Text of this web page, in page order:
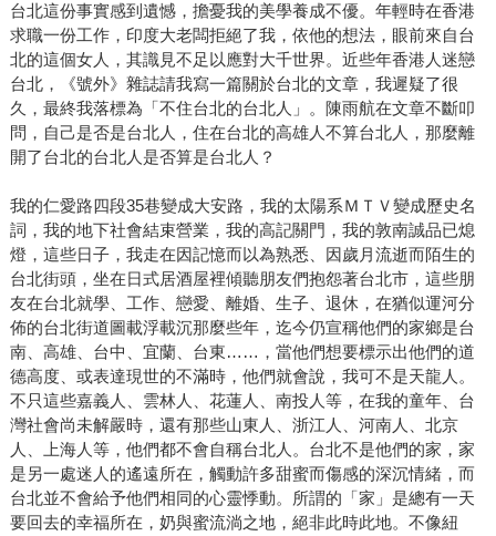
台北這份事實感到遺憾，擔憂我的美學養成不優。年輕時在香港
求職一份工作，印度大老闆拒絕了我，依他的想法，眼前來自台
北的這個女人，其識見不足以應對大千世界。近些年香港人迷戀
台北，《號外》雜誌請我寫一篇關於台北的文章，我遲疑了很
久，最終我落標為「不住台北的台北人」。陳雨航在文章不斷叩
問，自己是否是台北人，住在台北的高雄人不算台北人，那麼離
開了台北的台北人是否算是台北人？
我的仁愛路四段35巷變成大安路，我的太陽系ＭＴＶ變成歷史名
詞，我的地下社會結束營業，我的高記關門，我的敦南誠品已熄
燈，這些日子，我走在因記憶而以為熟悉、因歲月流逝而陌生的
台北街頭，坐在日式居酒屋裡傾聽朋友們抱怨著台北市，這些朋
友在台北就學、工作、戀愛、離婚、生子、退休，在猶似運河分
佈的台北街道圖載浮載沉那麼些年，迄今仍宣稱他們的家鄉是台
南、高雄、台中、宜蘭、台東……，當他們想要標示出他們的道
德高度、或表達現世的不滿時，他們就會說，我可不是天龍人。
不只這些嘉義人、雲林人、花蓮人、南投人等，在我的童年、台
灣社會尚未解嚴時，還有那些山東人、浙江人、河南人、北京
人、上海人等，他們都不會自稱台北人。台北不是他們的家，家
是另一處迷人的遙遠所在，觸動許多甜蜜而傷感的深沉情緒，而
台北並不會給予他們相同的心靈悸動。所謂的「家」是總有一天
要回去的幸福所在，奶與蜜流淌之地，絕非此時此地。不像紐